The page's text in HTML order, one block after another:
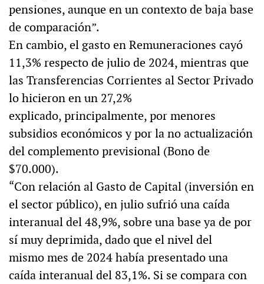
pensiones, aunque en un contexto de baja base
de comparación”.
En cambio, el gasto en Remuneraciones cayó
11,3% respecto de julio de 2024, mientras que
las Transferencias Corrientes al Sector Privado
lo hicieron en un 27,2%
explicado, principalmente, por menores
subsidios económicos y por la no actualización
del complemento previsional (Bono de
$70.000).
“Con relación al Gasto de Capital (inversión en
el sector público), en julio sufrió una caída
interanual del 48,9%, sobre una base ya de por
sí muy deprimida, dado que el nivel del
mismo mes de 2024 había presentado una
caída interanual del 83,1%. Si se compara con